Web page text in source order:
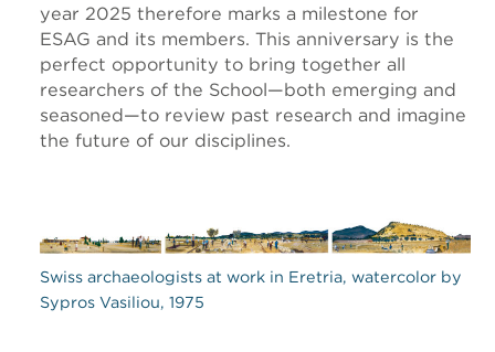
year 2025 therefore marks a milestone for
ESAG and its members. This anniversary is the
perfect opportunity to bring together all
researchers of the School—both emerging and
seasoned—to review past research and imagine
the future of our disciplines.
Swiss archaeologists at work in Eretria, watercolor by
Sypros Vasiliou, 1975